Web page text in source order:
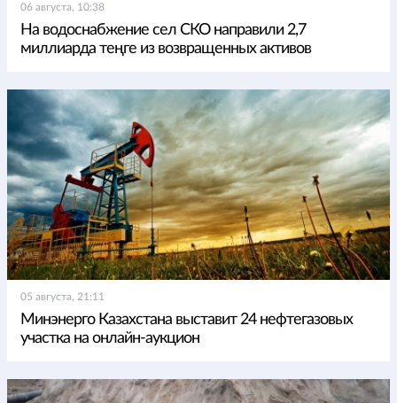
06 августа, 10:38
На водоснабжение сел СКО направили 2,7
миллиарда теңге из возвращенных активов
05 августа, 21:11
Минэнерго Казахстана выставит 24 нефтегазовых
участка на онлайн-аукцион